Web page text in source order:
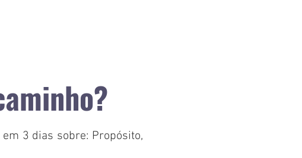
3 dias sobre: Propósito,